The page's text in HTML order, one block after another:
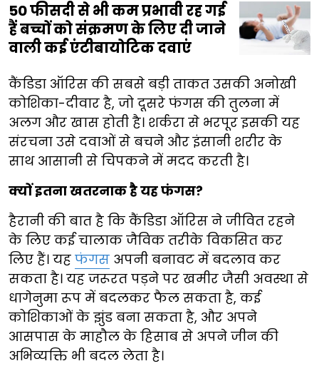
50 फीसदी से भी कम प्रभावी रह गई
हैं बच्चों को संक्रमण के लिए दी जाने
वाली कई एंटीबायोटिक दवाएं
कैंडिडा ऑरिस की सबसे बड़ी ताकत उसकी अनोखी
कोशिका-दीवार है, जो दूसरे फंगस की तुलना में
अलग और खास होती है। शर्करा से भरपूर इसकी यह
संरचना उसे दवाओं से बचने और इंसानी शरीर के
साथ आसानी से चिपकने में मदद करती है।
क्यों इतना खतरनाक है यह फंगस?
हैरानी की बात है कि कैंडिडा ऑरिस ने जीवित रहने
के लिए कई चालाक जैविक तरीके विकसित कर
लिए हैं। यह फंगस अपनी बनावट में बदलाव कर
सकता है। यह जरूरत पड़ने पर खमीर जैसी अवस्था से
धागेनुमा रूप में बदलकर फैल सकता है, कई
कोशिकाओं के झुंड बना सकता है, और अपने
आसपास के माहौल के हिसाब से अपने जीन की
अभिव्यक्ति भी बदल लेता है।